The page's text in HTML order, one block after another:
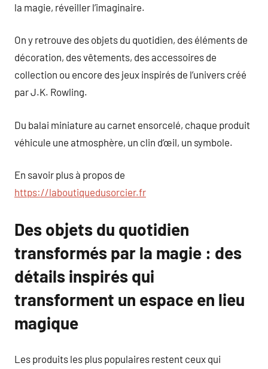
la magie, réveiller l’imaginaire.
On y retrouve des objets du quotidien, des éléments de
décoration, des vêtements, des accessoires de
collection ou encore des jeux inspirés de l’univers créé
par J.K. Rowling.
Du balai miniature au carnet ensorcelé, chaque produit
véhicule une atmosphère, un clin d’œil, un symbole.
En savoir plus à propos de
https://laboutiquedusorcier.fr
Des objets du quotidien
transformés par la magie : des
détails inspirés qui
transforment un espace en lieu
magique
Les produits les plus populaires restent ceux qui